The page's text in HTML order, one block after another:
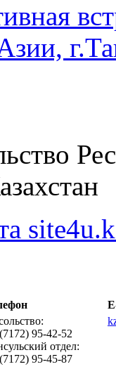
95-42-52
отдел:
95-45-87